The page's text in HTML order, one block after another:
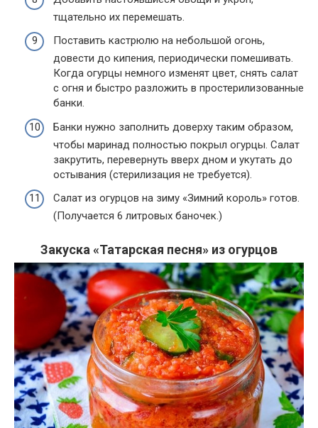
тщательно их перемешать.
Поставить кастрюлю на небольшой огонь,
довести до кипения, периодически помешивать.
Когда огурцы немного изменят цвет, снять салат
с огня и быстро разложить в простерилизованные
банки.
Банки нужно заполнить доверху таким образом,
чтобы маринад полностью покрыл огурцы. Салат
закрутить, перевернуть вверх дном и укутать до
остывания (стерилизация не требуется).
Салат из огурцов на зиму «Зимний король» готов.
(Получается 6 литровых баночек.)
Закуска «Татарская песня» из огурцов